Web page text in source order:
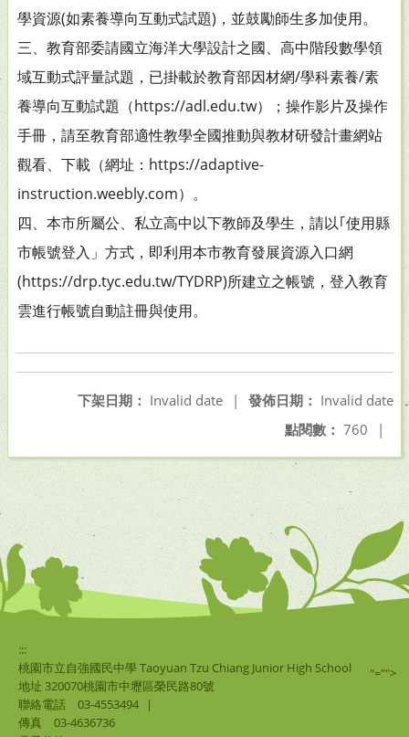
學資源(如素養導向互動式試題)，並鼓勵師生多加使用。
三、教育部委請國立海洋大學設計之國、高中階段數學領
域互動式評量試題，已掛載於教育部因材網/學科素養/素
養導向互動試題（https://adl.edu.tw）；操作影片及操作
手冊，請至教育部適性教學全國推動與教材研發計畫網站
觀看、下載（網址：https://adaptive-
instruction.weebly.com）。
四、本市所屬公、私立高中以下教師及學生，請以｢使用縣
市帳號登入」方式，即利用本市教育發展資源入口網
(https://drp.tyc.edu.tw/TYDRP)所建立之帳號，登入教育
雲進行帳號自動註冊與使用。
發佈日期： Invalid date
下架日期： Invalid date
|
點閱數： 760 |
:::
桃園市立自強國民中學 Taoyuan Tzu Chiang Junior High School
地址 320070桃園市中壢區榮民路80號
聯絡電話
03-4553494
|
傳真
03-4636736
"="">